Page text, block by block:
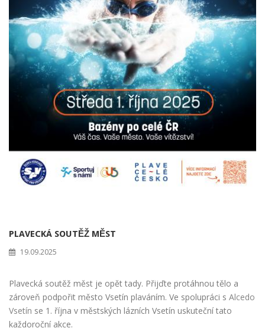
PLAVECKÁ SOUTĚŽ MĚST
19.09.2025
Plavecká soutěž měst je opět tady. Přijďte protáhnou tělo a
zároveň podpořit město Vsetín plaváním. Ve spolupráci s Alcedo
Vsetín se 1. října v městských lázních Vsetín uskuteční tato
každoroční akce.